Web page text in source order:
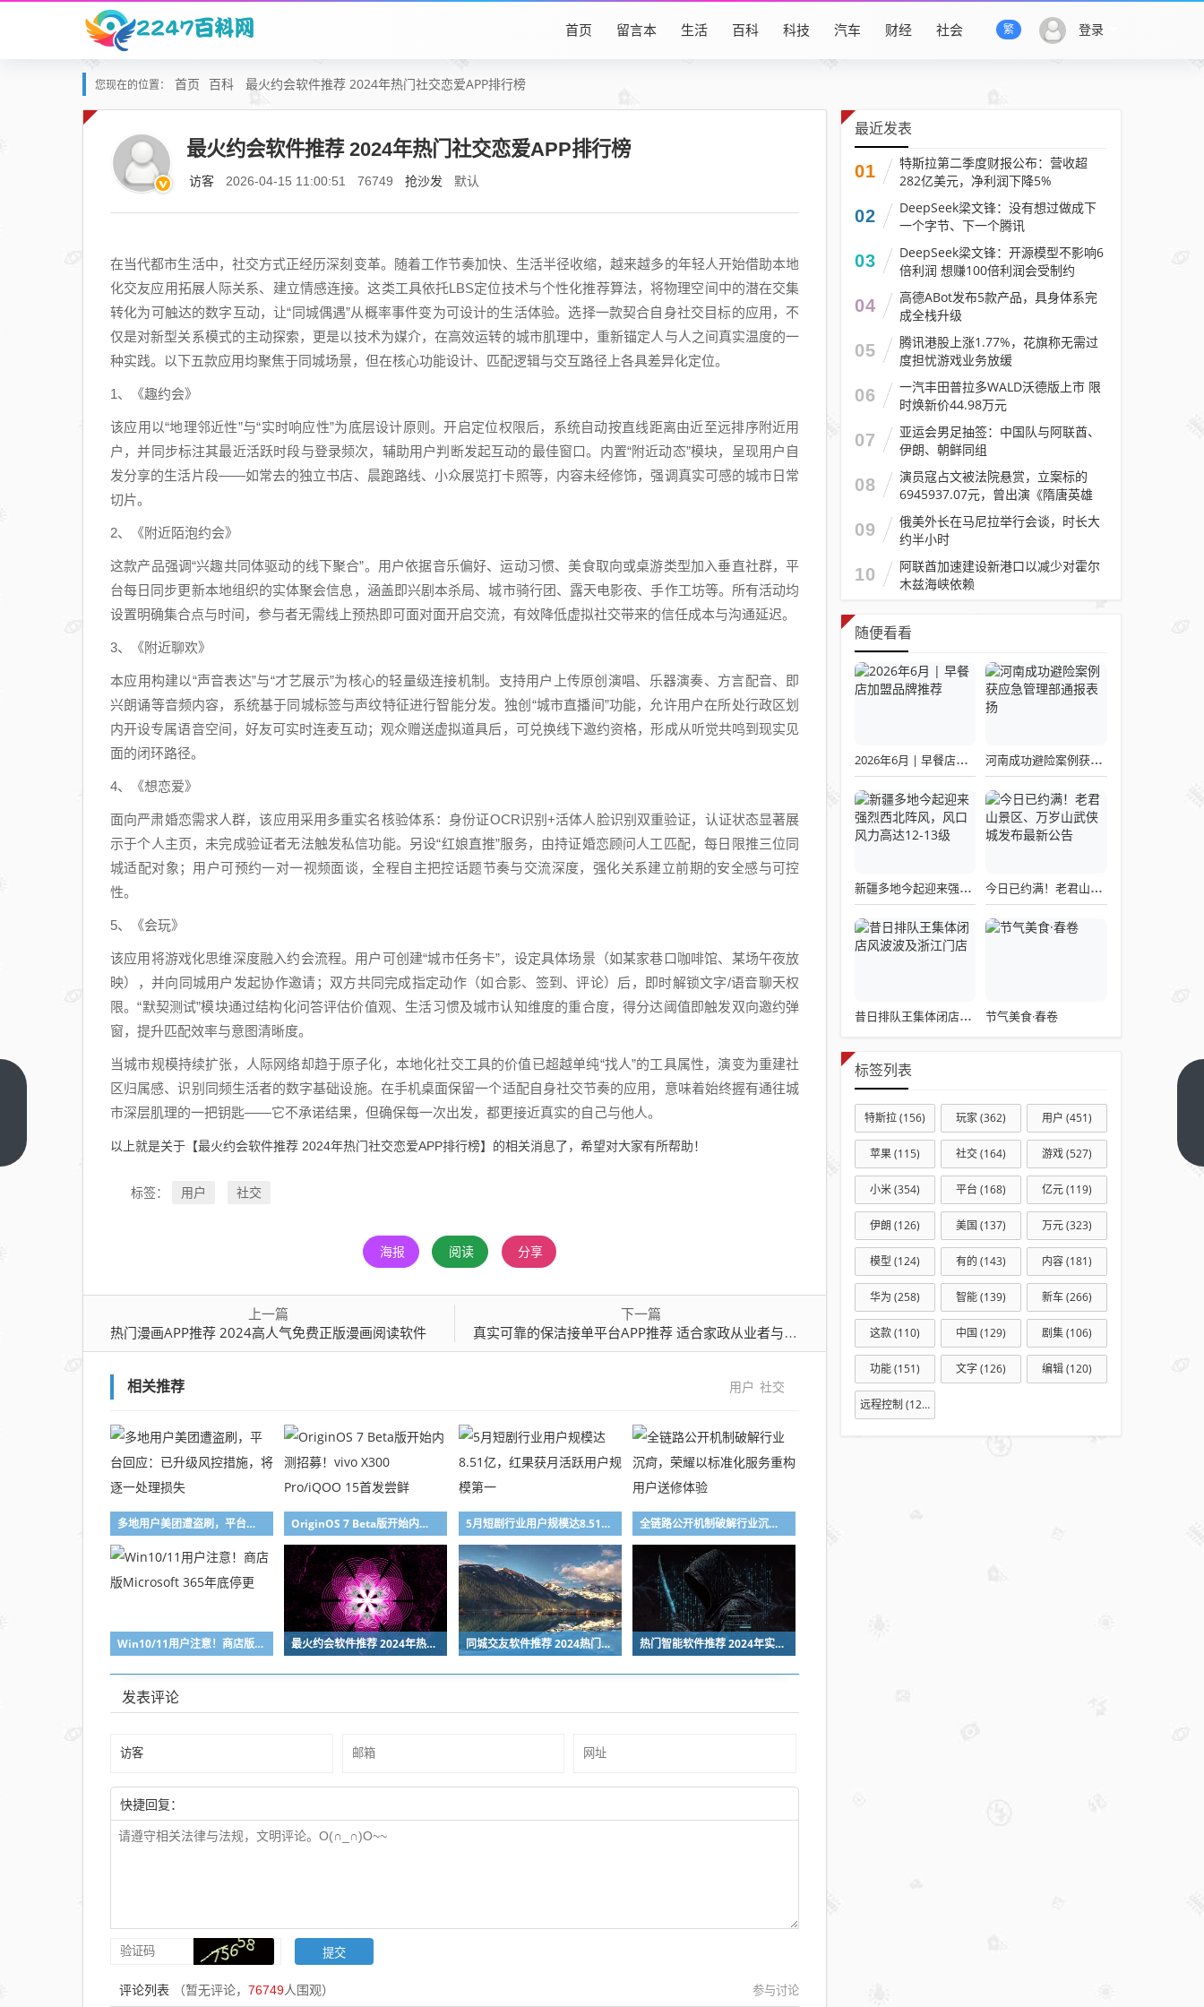
登录
繁
首页 留言本 生活 百科 科技 汽车 财经 社会
您现在的位置： 首页 百科 最火约会软件推荐 2024年热门社交恋爱APP排行榜
最火约会软件推荐 2024年热门社交恋爱APP排行榜
访客 2026-04-15 11:00:51 76749 抢沙发 默认
在当代都市生活中，社交方式正经历深刻变革。随着工作节奏加快、生活半径收缩，越来越多的年轻人开始借助本地
化交友应用拓展人际关系、建立情感连接。这类工具依托LBS定位技术与个性化推荐算法，将物理空间中的潜在交集
转化为可触达的数字互动，让“同城偶遇”从概率事件变为可设计的生活体验。选择一款契合自身社交目标的应用，不
仅是对新型关系模式的主动探索，更是以技术为媒介，在高效运转的城市肌理中，重新锚定人与人之间真实温度的一
种实践。以下五款应用均聚焦于同城场景，但在核心功能设计、匹配逻辑与交互路径上各具差异化定位。
1、《趣约会》
该应用以“地理邻近性”与“实时响应性”为底层设计原则。开启定位权限后，系统自动按直线距离由近至远排序附近用
户，并同步标注其最近活跃时段与登录频次，辅助用户判断发起互动的最佳窗口。内置“附近动态”模块，呈现用户自
发分享的生活片段——如常去的独立书店、晨跑路线、小众展览打卡照等，内容未经修饰，强调真实可感的城市日常
切片。
2、《附近陌泡约会》
这款产品强调“兴趣共同体驱动的线下聚合”。用户依据音乐偏好、运动习惯、美食取向或桌游类型加入垂直社群，平
台每日同步更新本地组织的实体聚会信息，涵盖即兴剧本杀局、城市骑行团、露天电影夜、手作工坊等。所有活动均
设置明确集合点与时间，参与者无需线上预热即可面对面开启交流，有效降低虚拟社交带来的信任成本与沟通延迟。
3、《附近聊欢》
本应用构建以“声音表达”与“才艺展示”为核心的轻量级连接机制。支持用户上传原创演唱、乐器演奏、方言配音、即
兴朗诵等音频内容，系统基于同城标签与声纹特征进行智能分发。独创“城市直播间”功能，允许用户在所处行政区划
内开设专属语音空间，好友可实时连麦互动；观众赠送虚拟道具后，可兑换线下邀约资格，形成从听觉共鸣到现实见
面的闭环路径。
4、《想恋爱》
面向严肃婚恋需求人群，该应用采用多重实名核验体系：身份证OCR识别+活体人脸识别双重验证，认证状态显著展
示于个人主页，未完成验证者无法触发私信功能。另设“红娘直推”服务，由持证婚恋顾问人工匹配，每日限推三位同
城适配对象；用户可预约一对一视频面谈，全程自主把控话题节奏与交流深度，强化关系建立前期的安全感与可控
性。
5、《会玩》
该应用将游戏化思维深度融入约会流程。用户可创建“城市任务卡”，设定具体场景（如某家巷口咖啡馆、某场午夜放
映），并向同城用户发起协作邀请；双方共同完成指定动作（如合影、签到、评论）后，即时解锁文字/语音聊天权
限。“默契测试”模块通过结构化问答评估价值观、生活习惯及城市认知维度的重合度，得分达阈值即触发双向邀约弹
窗，提升匹配效率与意图清晰度。
当城市规模持续扩张，人际网络却趋于原子化，本地化社交工具的价值已超越单纯“找人”的工具属性，演变为重建社
区归属感、识别同频生活者的数字基础设施。在手机桌面保留一个适配自身社交节奏的应用，意味着始终握有通往城
市深层肌理的一把钥匙——它不承诺结果，但确保每一次出发，都更接近真实的自己与他人。
以上就是关于【最火约会软件推荐 2024年热门社交恋爱APP排行榜】的相关消息了，希望对大家有所帮助！
标签： 用户 社交
海报 阅读 分享
上一篇
热门漫画APP推荐 2024高人气免费正版漫画阅读软件
下一篇
真实可靠的保洁接单平台APP推荐 适合家政从业者与雇主的高效接单工具
相关推荐 用户 社交
多地用户美团遭盗刷，平台回应：已升级风控措施，将逐一处理损失 OriginOS 7 Beta版开始内测招募！vivo X300 Pro/iQOO 15首发尝鲜 5月短剧行业用户规模达8.51亿，红果获月活跃用户规模第一 全链路公开机制破解行业沉疴，荣耀以标准化服务重构用户送修体验
Win10/11用户注意！商店版Microsoft 365年底停更 最火约会软件推荐 2024年热门社交恋爱APP排行榜 同城交友软件推荐 2024热门靠谱的本地社交App排行榜 热门智能软件推荐 2024年实用高效的人工智能工具榜单
发表评论
快捷回复：
评论列表 （暂无评论， 76749人围观） 参与讨论
最近发表
01
特斯拉第二季度财报公布：营收超
282亿美元，净利润下降5%
02
DeepSeek梁文锋：没有想过做成下
一个字节、下一个腾讯
03
DeepSeek梁文锋：开源模型不影响6
倍利润 想赚100倍利润会受制约
04
高德ABot发布5款产品，具身体系完
成全栈升级
05
腾讯港股上涨1.77%，花旗称无需过
度担忧游戏业务放缓
06
一汽丰田普拉多WALD沃德版上市 限
时焕新价44.98万元
07
亚运会男足抽签：中国队与阿联酋、
伊朗、朝鲜同组
08
演员寇占文被法院悬赏，立案标的
6945937.07元，曾出演《隋唐英雄
传》《逐玉》《镖人》等
09
俄美外长在马尼拉举行会谈，时长大
约半小时
10
阿联酋加速建设新港口以减少对霍尔
木兹海峡依赖
随便看看
2026年6月 | 早餐店加盟品牌推荐 河南成功避险案例获应急管理部通报表扬
新疆多地今起迎来强烈西北阵风，风口风力高达12-13级 今日已约满！老君山景区、万岁山武侠城发布最新公告
昔日排队王集体闭店风波波及浙江门店 节气美食·春卷
标签列表
特斯拉(156) 玩家(362) 用户 (451)
苹果(115) 社交(164) 游戏(527)
小米(354) 平台 (168) 亿元(119)
伊朗 (126) 美国 (137) 万元(323)
模型 (124) 有的 (143) 内容(181)
华为 (258) 智能(139) 新车(266)
这款(110) 中国 (129) 剧集(106)
功能(151) 文字(126) 编辑(120)
远程控制 (127)